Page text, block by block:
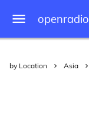
openradio
by Location Asia